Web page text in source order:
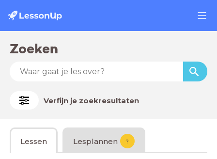
Zoeken
Verfijn je zoekresultaten
Lessen Lesplannen ?